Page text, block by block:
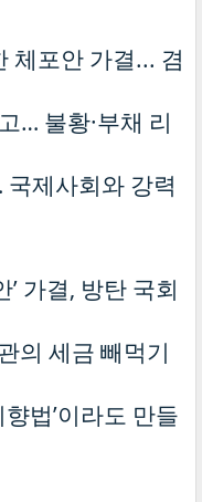
체포안 가결... 겸
… 불황·부채 리
제사회와 강력
’ 가결, 방탄 국회
의 세금 빼먹기
법’이라도 만들